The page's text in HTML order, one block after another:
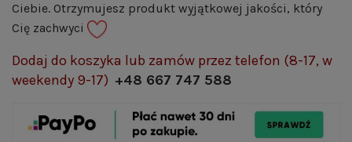
Ciebie. Otrzymujesz produkt wyjątkowej jakości, który
Cię zachwyci
Dodaj do koszyka lub zamów przez telefon (8-17, w
weekendy 9-17) +48 667 747 588